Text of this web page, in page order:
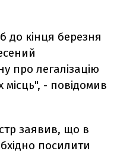
до кінця березня
про легалізацію
місць", - повідомив
заявив, що в
посилити